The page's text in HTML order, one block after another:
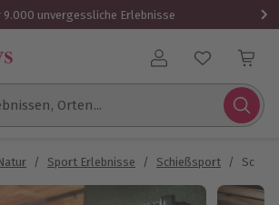
9.000 unvergessliche Erlebnisse
Benutzerkonto
Orten...
/ Sport Erlebnisse / Schießsport /